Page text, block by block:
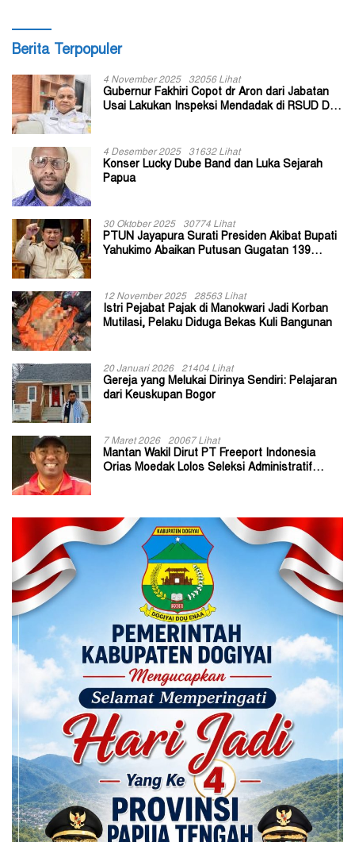
Berita Terpopuler
4 November 2025 32056 Lihat
Gubernur Fakhiri Copot dr Aron dari Jabatan
Usai Lakukan Inspeksi Mendadak di RSUD Dok
4 Desember 2025 31632 Lihat
Konser Lucky Dube Band dan Luka Sejarah
Papua
30 Oktober 2025 30774 Lihat
PTUN Jayapura Surati Presiden Akibat Bupati
Yahukimo Abaikan Putusan Gugatan 139
12 November 2025 28563 Lihat
Istri Pejabat Pajak di Manokwari Jadi Korban
Mutilasi, Pelaku Diduga Bekas Kuli Bangunan
20 Januari 2026 21404 Lihat
Gereja yang Melukai Dirinya Sendiri: Pelajaran
dari Keuskupan Bogor
7 Maret 2026 20067 Lihat
Mantan Wakil Dirut PT Freeport Indonesia
Orias Moedak Lolos Seleksi Administratif